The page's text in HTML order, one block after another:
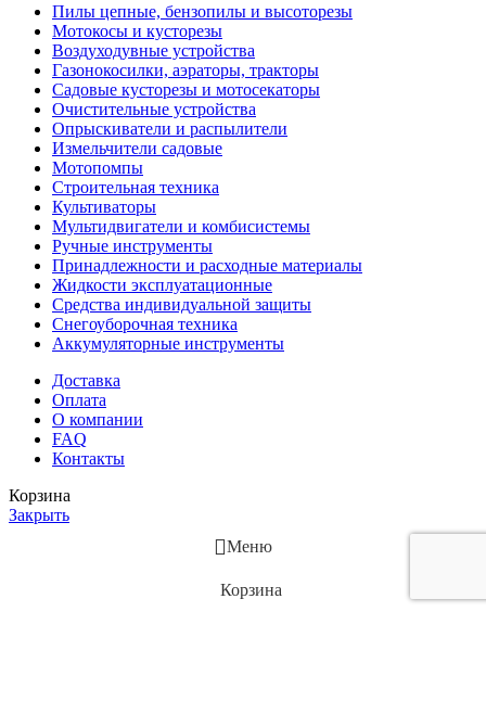
Пилы цепные, бензопилы и высоторезы
Мотокосы и кусторезы
Воздуходувные устройства
Газонокосилки, аэраторы, тракторы
Садовые кусторезы и мотосекаторы
Очистительные устройства
Опрыскиватели и распылители
Измельчители садовые
Мотопомпы
Строительная техника
Культиваторы
Мультидвигатели и комбисистемы
Ручные инструменты
Принадлежности и расходные материалы
Жидкости эксплуатационные
Средства индивидуальной защиты
Снегоуборочная техника
Аккумуляторные инструменты
Доставка
Оплата
О компании
FAQ
Контакты
Корзина
Закрыть
Меню
Корзина